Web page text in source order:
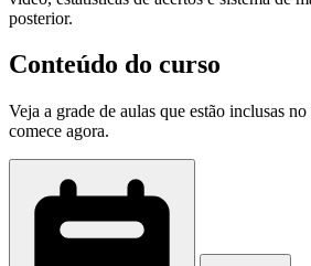
posterior.
Conteúdo do curso
Veja a grade de aulas que estão inclusas
comece agora.